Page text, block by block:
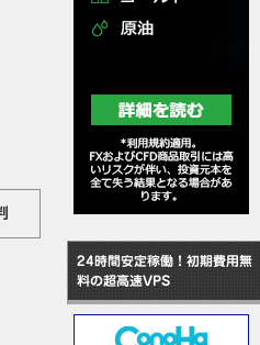
24時間安定稼働！初期費用無
料の超高速VPS